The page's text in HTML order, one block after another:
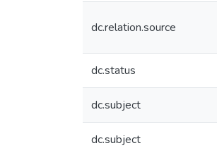
dc.relation.source
dc.status
dc.subject
dc.subject